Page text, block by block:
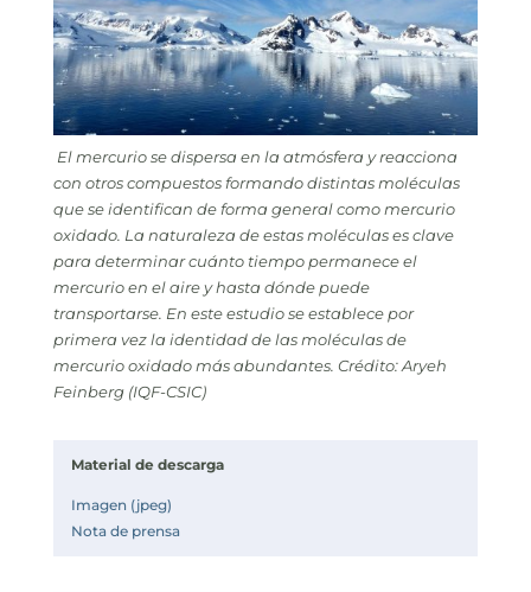
El mercurio se dispersa en la atmósfera y reacciona
con otros compuestos formando distintas moléculas
que se identifican de forma general como mercurio
oxidado. La naturaleza de estas moléculas es clave
para determinar cuánto tiempo permanece el
mercurio en el aire y hasta dónde puede
transportarse. En este estudio se establece por
primera vez la identidad de las moléculas de
mercurio oxidado más abundantes. Crédito: Aryeh
Feinberg (IQF-CSIC)
Material de descarga
Imagen (jpeg)
Nota de prensa